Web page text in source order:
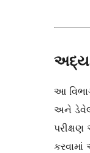
આ
અને